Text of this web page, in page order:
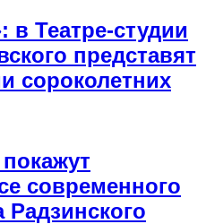
в Театре-студии
представят
сороколетних
современного
Радзинского